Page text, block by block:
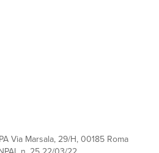
Via Marsala, 29/H, 00185 Roma